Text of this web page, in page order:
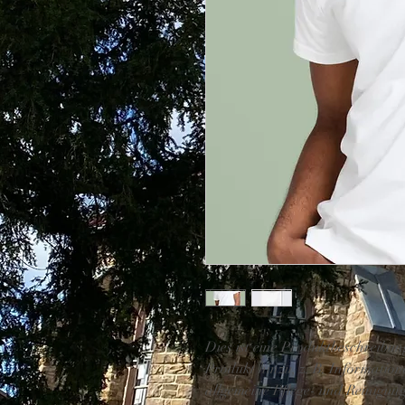
Dies ist eine
Produkt hinzu, z. B.
allgemeine Pflege- und